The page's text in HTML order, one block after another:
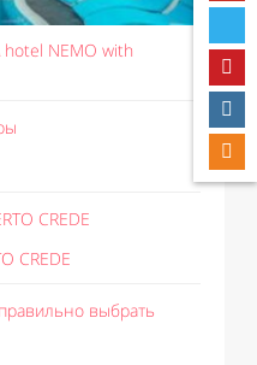
hotel NEMO with
CREDE